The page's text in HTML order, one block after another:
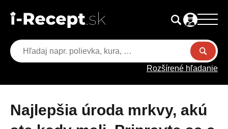
Rozšírené hľadanie
Najlepšia úroda mrkvy, akú